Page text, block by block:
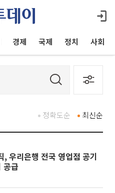
경제 국제 정치 사회
최신순
정확도순
, 우리은행 전국 영업점 공기
공급